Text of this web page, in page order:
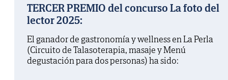
TERCER PREMIO del concurso La foto del
lector 2025:
El ganador de gastronomía y wellness en La Perla
(Circuito de Talasoterapia, masaje y Menú
degustación para dos personas) ha sido: